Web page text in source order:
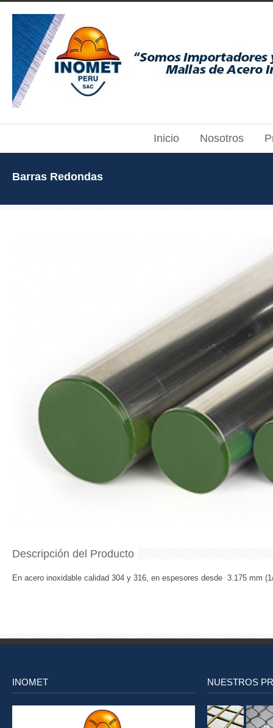
Inicio Nosotros
Barras Redondas
Descripción del Producto
En acero inoxidable calidad 304 y 316, en espesores desde 3.175 mm
INOMET NUESTROS